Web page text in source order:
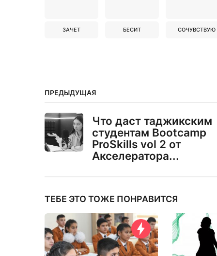
ЗАЧЕТ БЕСИТ СОЧУВСТВУЮ
ПРЕДЫДУЩАЯ
Что даст таджикским
студентам Bootcamp
ProSkills vol 2 от
Акселератора...
ТЕБЕ ЭТО ТОЖЕ ПОНРАВИТСЯ